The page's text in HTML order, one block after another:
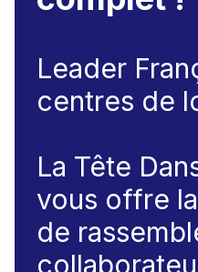
Leader
centres de
La Tête
vous offre
de